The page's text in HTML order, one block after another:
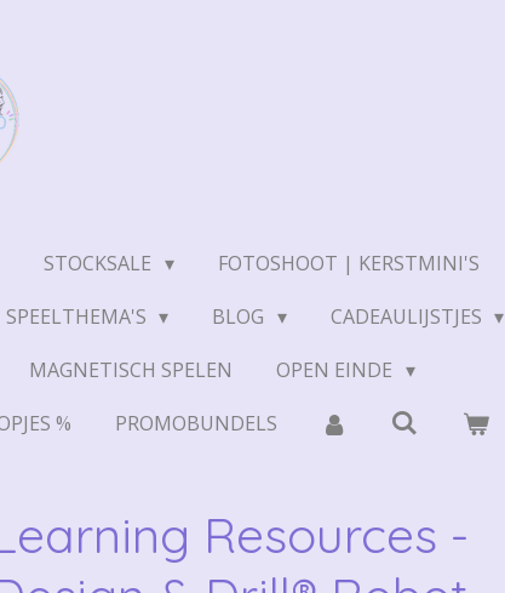
STOCKSALE
FOTOSHOOT | KERSTMINI'S
SPEELTHEMA'S BLOG
CADEAULIJSTJES
MAGNETISCH SPELEN
OPEN EINDE
% PROMOBUNDELS
Resources -